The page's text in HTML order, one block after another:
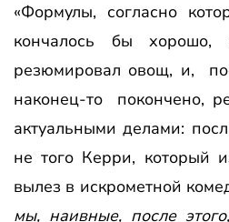
«Формулы, согласно
кончалось бы хорошо,
резюмировал овощ, и,
наконец-то покончено,
актуальными делами:
не того Керри, который
вылез в искрометной
мы, наивные, после